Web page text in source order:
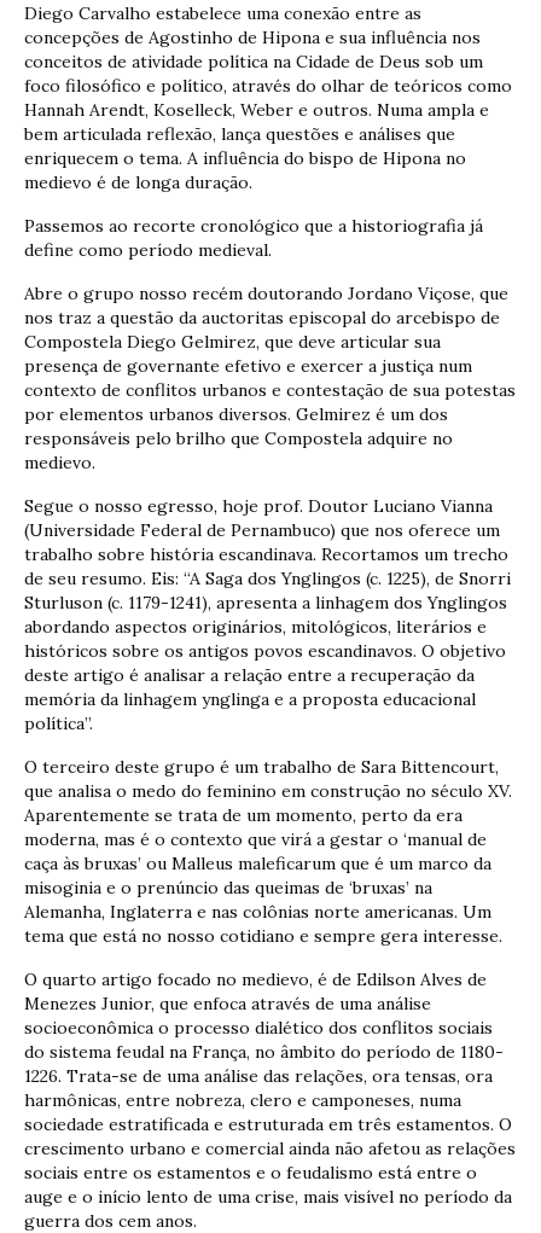
Diego Carvalho estabelece uma conexão entre as
concepções de Agostinho de Hipona e sua influência nos
conceitos de atividade política na Cidade de Deus sob um
foco filosófico e político, através do olhar de teóricos como
Hannah Arendt, Koselleck, Weber e outros. Numa ampla e
bem articulada reflexão, lança questões e análises que
enriquecem o tema. A influência do bispo de Hipona no
medievo é de longa duração.
Passemos ao recorte cronológico que a historiografia já
define como período medieval.
Abre o grupo nosso recém doutorando Jordano Viçose, que
nos traz a questão da auctoritas episcopal do arcebispo de
Compostela Diego Gelmirez, que deve articular sua
presença de governante efetivo e exercer a justiça num
contexto de conflitos urbanos e contestação de sua potestas
por elementos urbanos diversos. Gelmirez é um dos
responsáveis pelo brilho que Compostela adquire no
medievo.
Segue o nosso egresso, hoje prof. Doutor Luciano Vianna
(Universidade Federal de Pernambuco) que nos oferece um
trabalho sobre história escandinava. Recortamos um trecho
de seu resumo. Eis: “A Saga dos Ynglingos (c. 1225), de Snorri
Sturluson (c. 1179-1241), apresenta a linhagem dos Ynglingos
abordando aspectos originários, mitológicos, literários e
históricos sobre os antigos povos escandinavos. O objetivo
deste artigo é analisar a relação entre a recuperação da
memória da linhagem ynglinga e a proposta educacional
política”.
O terceiro deste grupo é um trabalho de Sara Bittencourt,
que analisa o medo do feminino em construção no século XV.
Aparentemente se trata de um momento, perto da era
moderna, mas é o contexto que virá a gestar o ‘manual de
caça às bruxas’ ou Malleus maleficarum que é um marco da
misoginia e o prenúncio das queimas de ‘bruxas’ na
Alemanha, Inglaterra e nas colônias norte americanas. Um
tema que está no nosso cotidiano e sempre gera interesse.
O quarto artigo focado no medievo, é de Edilson Alves de
Menezes Junior, que enfoca através de uma análise
socioeconômica o processo dialético dos conflitos sociais
do sistema feudal na França, no âmbito do período de 1180-
1226. Trata-se de uma análise das relações, ora tensas, ora
harmônicas, entre nobreza, clero e camponeses, numa
sociedade estratificada e estruturada em três estamentos. O
crescimento urbano e comercial ainda não afetou as relações
sociais entre os estamentos e o feudalismo está entre o
auge e o início lento de uma crise, mais visível no período da
guerra dos cem anos.